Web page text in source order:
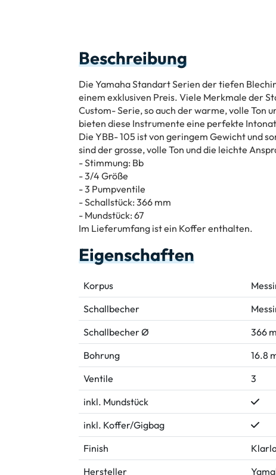
Beschreibung
Die Yamaha Standart Serien der tiefen
einem exklusiven Preis. Viele Merkmale der
Custom- Serie, so auch der warme, volle Ton
bieten diese Instrumente eine perfekte
Die YBB- 105 ist von geringem Gewicht und
sind der grosse, volle Ton und die leichte
- Stimmung: Bb
- 3/4 Größe
- 3 Pumpventile
- Schallstück: 366 mm
- Mundstück: 67
Im Lieferumfang ist ein Koffer enthalten.
Eigenschaften
Korpus
Schallbecher
Schallbecher Ø
366
Bohrung
16.8
Ventile
3
inkl. Mundstück
inkl. Koffer/Gigbag
Finish
Hersteller